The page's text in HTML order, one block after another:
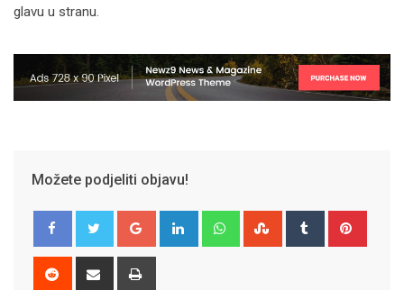
glavu u stranu.
Možete podjeliti objavu!
Google+ LinkedIn WhatsappStumbleUpon
Tumblr
Reddit
Share